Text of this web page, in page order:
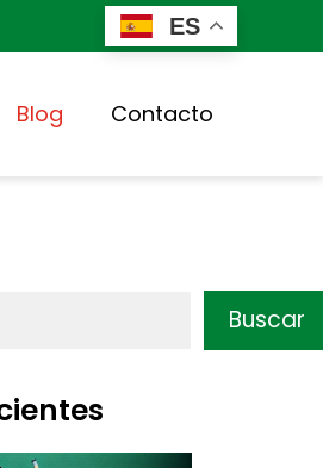
ES
Blog Contacto
Buscar